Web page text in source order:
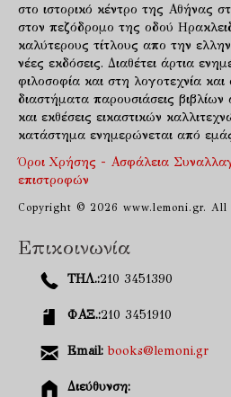
στο ιστορικό κέντρο της Αθήνας
στον πεζόδρομο της οδού
καλύτερους τίτλους απο την
νέες εκδόσεις. Διαθέτει άρτια
φιλοσοφία και στη λογοτεχνία
διαστήματα παρουσιάσεις
και εκθέσεις εικαστικών
κατάστημα ενημερώνεται από
Όροι Χρήσης - Ασφάλεια
επιστροφών
Copyright © 2026 www.lemoni.gr. All
Επικοινωνία
ΤΗΛ.:210 3451390
ΦΑΞ.:210 3451910
Email: books@lemoni.gr
Διεύθυνση: